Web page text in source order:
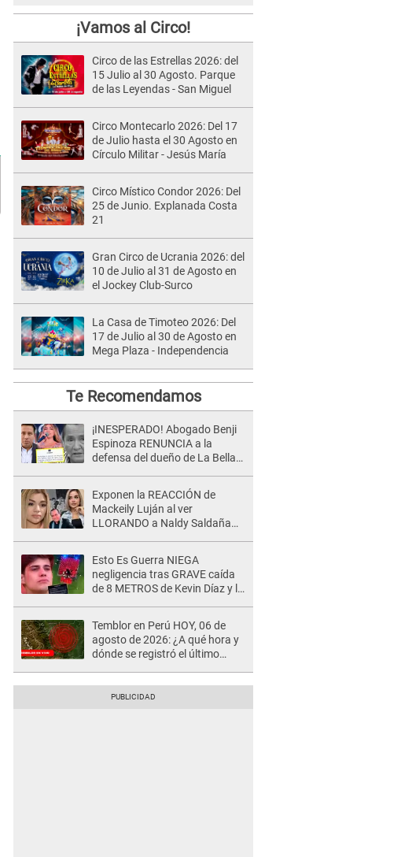
¡Vamos al Circo!
Circo de las Estrellas 2026: del
15 Julio al 30 Agosto. Parque
de las Leyendas - San Miguel
Circo Montecarlo 2026: Del 17
de Julio hasta el 30 Agosto en
Círculo Militar - Jesús María
Circo Místico Condor 2026: Del
25 de Junio. Explanada Costa
21
Gran Circo de Ucrania 2026: del
10 de Julio al 31 de Agosto en
el Jockey Club-Surco
La Casa de Timoteo 2026: Del
17 de Julio al 30 de Agosto en
Mega Plaza - Independencia
Te Recomendamos
¡INESPERADO! Abogado Benji
Espinoza RENUNCIA a la
defensa del dueño de La Bella
audio: "Nada que defender"
Exponen la REACCIÓN de
Mackeily Luján al ver
LLORANDO a Naldy Saldaña
Esto Es Guerra NIEGA
negligencia tras GRAVE caída
de 8 METROS de Kevin Díaz y lo
Temblor en Perú HOY, 06 de
agosto de 2026: ¿A qué hora y
dónde se registró el último